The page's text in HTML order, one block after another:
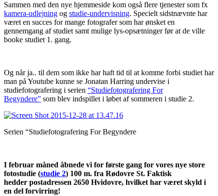
Sammen med den nye hjemmeside kom også flere tjenester som fx
kamera-udlejning og studie-undervisning. Specielt sidstnævnte har
været en succes for mange fotografer som har ønsket en
gennemgang af studiet samt mulige lys-opsætninger før at de ville
booke studiet 1. gang.
Og når ja.. til dem som ikke har haft tid til at komme forbi studiet har
man på Youtube kunne se Jonatan Harring undervise i
studiefotografering i serien “Studiefotografering For
Begyndere” som blev indspillet i løbet af sommeren i studie 2.
Serien “Studiefotografering For Begyndere
I februar måned åbnede vi for første gang for vores nye store
fotostudie (studie 2) 100 m. fra Rødovre St. Faktisk
hedder postadressen 2650 Hvidovre, hvilket har været skyld i
en del forvirring!